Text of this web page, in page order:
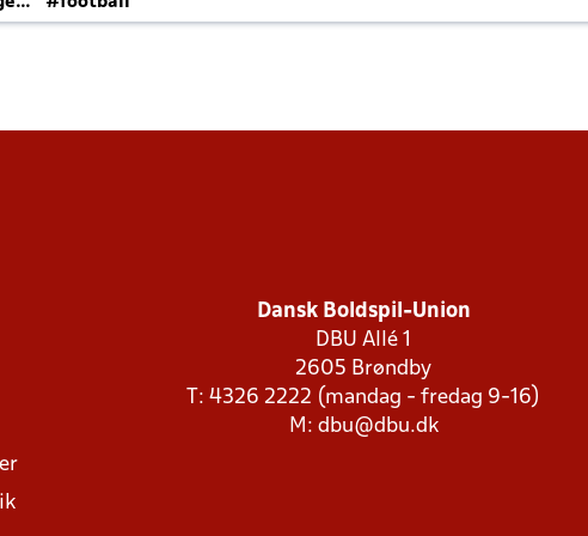
Dansk Boldspil-Union
DBU Allé 1
2605 Brøndby
T: 4326 2222 (mandag - fredag 9-16)
M: dbu@dbu.dk